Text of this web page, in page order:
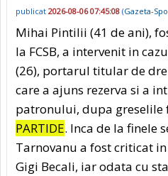
publicat 2026-08-06 07:45:08 (Gazeta-
Mihai Pintilii (41 de ani),
la FCSB, a intervenit in
(26), portarul titular de
care a ajuns rezerva si a
patronului, dupa greselile
PARTIDE. Inca de la finele
Tarnovanu a fost criticat
Gigi Becali, iar odata cu